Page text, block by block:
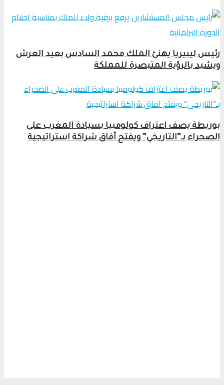
رئيس ليبيريا يهنئ الملك محمد السادس بعيد العرش
ويشيد بالرؤية المتبصرة للمملكة
بوريطة يصف اعتراف كولومبيا بسيادة المغرب على
الصحراء بـ”التاريخي” ويفتح آفاق شراكة استراتيجية